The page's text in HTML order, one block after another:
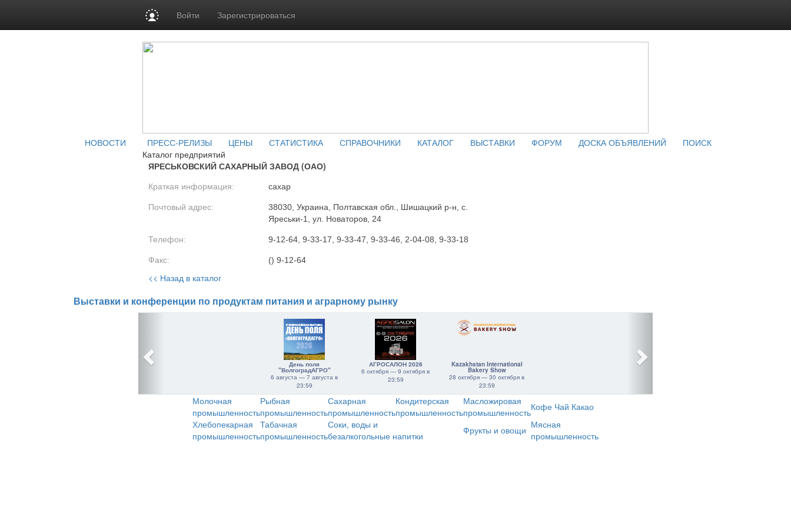
Войти Зарегистрироваться
НОВОСТИ ПРЕСС-РЕЛИЗЫ ЦЕНЫ СТАТИСТИКА СПРАВОЧНИКИ КАТАЛОГ ВЫСТАВКИ ФОРУМ ДОСКА ОБЪЯВЛЕНИЙ
ПОИСК
Каталог предприятий
ЯРЕСЬКОВСКИЙ САХАРНЫЙ ЗАВОД (ОАО)
Краткая информация: сахар
Почтовый адрес:
38030, Украина, Полтавская обл., Шишацкий р-н, с.
Яреськи-1, ул. Новаторов, 24
Телефон: 9-12-64, 9-33-17, 9-33-47, 9-33-46, 2-04-08, 9-33-18
Факс: () 9-12-64
<< Назад в каталог
Выставки и конференции по продуктам питания и аграрному рынку
День поля
"ВолгоградАГРО"
6 августа — 7 августа в
23:59
АГРОСАЛОН 2026
6 октября — 9 октября в
23:59
Kazakhstan International
Bakery Show
28 октября — 30 октября в
23:59
Молочная
промышленность
Рыбная
промышленность
Сахарная
промышленность
Кондитерская
промышленность
Масложировая
промышленностьКофе Чай Какао
Хлебопекарная
промышленность
Табачная
промышленность
Соки, воды и
безалкогольные напитки
Фрукты и овощи Мясная
промышленность